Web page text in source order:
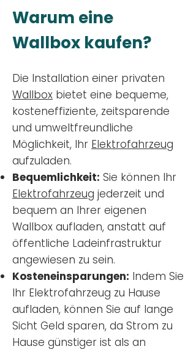
Warum eine
Wallbox kaufen?
Die Installation einer privaten
Wallbox bietet eine bequeme,
kosteneffiziente, zeitsparende
und umweltfreundliche
Möglichkeit, Ihr Elektrofahrzeug
aufzuladen.
Bequemlichkeit: Sie können Ihr
Elektrofahrzeug jederzeit und
bequem an Ihrer eigenen
Wallbox aufladen, anstatt auf
öffentliche Ladeinfrastruktur
angewiesen zu sein.
Kosteneinsparungen: Indem Sie
Ihr Elektrofahrzeug zu Hause
aufladen, können Sie auf lange
Sicht Geld sparen, da Strom zu
Hause günstiger ist als an